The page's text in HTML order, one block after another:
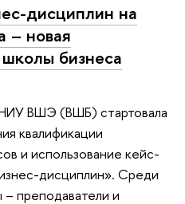
дисциплин на
– новая
бизнеса
ВШЭ (ВШБ) стартовала
квалификации
и использование кейс-
дисциплин». Среди
преподаватели и